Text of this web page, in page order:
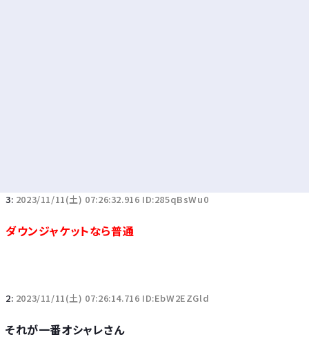
3: 2023/11/11(土) 07:26:32.916 ID:285qBsWu0
ダウンジャケットなら普通
2: 2023/11/11(土) 07:26:14.716 ID:EbW2EZGld
それが一番オシャレさん